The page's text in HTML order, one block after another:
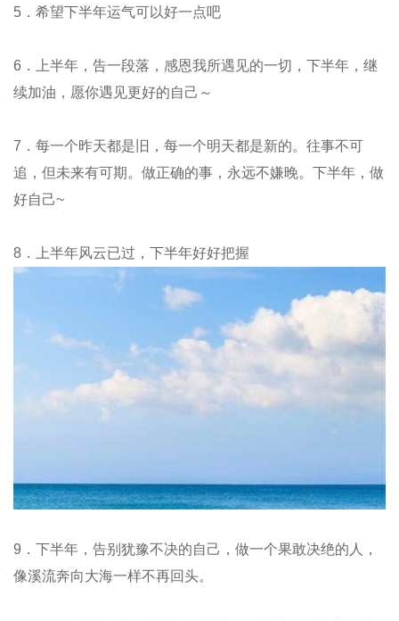
5．希望下半年运气可以好一点吧
6．上半年，告一段落，感恩我所遇见的一切，下半年，继
续加油，愿你遇见更好的自己～
7．每一个昨天都是旧，每一个明天都是新的。往事不可
追，但未来有可期。做正确的事，永远不嫌晚。下半年，做
好自己~
8．上半年风云已过，下半年好好把握
9．下半年，告别犹豫不决的自己，做一个果敢决绝的人，
像溪流奔向大海一样不再回头。